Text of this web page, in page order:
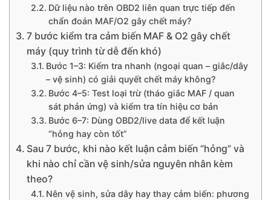
Dữ liệu nào trên OBD2 liên quan trực tiếp đến
chẩn đoán MAF/O2 gây chết máy?
7 bước kiểm tra cảm biến MAF & O2 gây chết
máy (quy trình từ dễ đến khó)
Bước 1–3: Kiểm tra nhanh (ngoại quan – giắc/dây
– vệ sinh) có giải quyết chết máy không?
Bước 4–5: Test loại trừ (tháo giắc MAF / quan
sát phản ứng) và kiểm tra tín hiệu cơ bản
Bước 6–7: Dùng OBD2/live data để kết luận
“hỏng hay còn tốt”
Sau 7 bước, khi nào kết luận cảm biến “hỏng” và
khi nào chỉ cần vệ sinh/sửa nguyên nhân kèm
theo?
Nên vệ sinh, sửa dây hay thay cảm biến: phương